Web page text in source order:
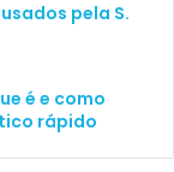
pela S.
é e como
rápido